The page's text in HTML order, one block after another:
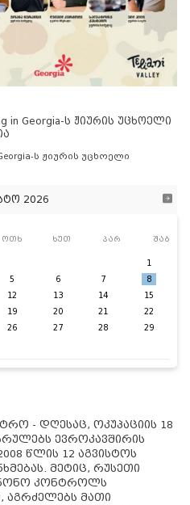
in Georgia-ს ჟიურის უცხოელი
Georgia-ს ჟიურის უცხოელი
2026
ოთხ ხუთ პარ შაბ
1
5 6 7
8
12 13 14
15
19 20 21
22
26 27 28
29
- დღესაც, ოკუპაციის 18
ევროკავშირის
წლის 12 აგვისტოს
მეტიც, რუსეთი
კონტროლს
აგრძელებს მათი